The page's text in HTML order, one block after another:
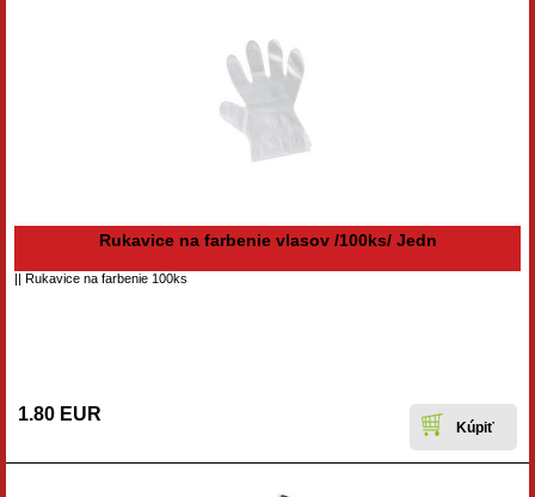
Rukavice na farbenie vlasov /100ks/ Jedn
|| Rukavice na farbenie 100ks
1.80 EUR